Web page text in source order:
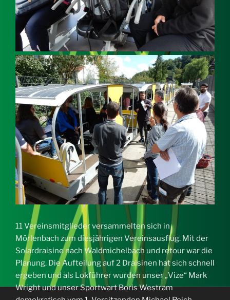
11 Vereinsmitglieder versammelten sich in
Mörlenbach zum diesjährigen Vereinsausflug. Mit der
Solardraisine nach Waldmichelbach und retour war die
Planung. Die Aufteilung auf 2 Draisinen hat sich schnell
ergeben und als Lokführer wurden unser „Vize“ Mark
Wright und unser Sportwart Boris Westram